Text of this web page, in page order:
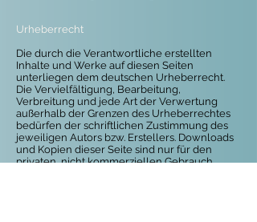
Urheberrecht
Die durch die Verantwortliche erstellten
Inhalte und Werke auf diesen Seiten
unterliegen dem deutschen Urheberrecht.
Die Vervielfältigung, Bearbeitung,
Verbreitung und jede Art der Verwertung
außerhalb der Grenzen des Urheberrechtes
bedürfen der schriftlichen Zustimmung des
jeweiligen Autors bzw. Erstellers. Downloads
und Kopien dieser Seite sind nur für den
privaten, nicht kommerziellen Gebrauch